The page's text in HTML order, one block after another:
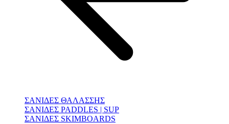
ΣΑΝΙΔΕΣ ΘΑΛΑΣΣΗΣ
ΣΑΝΙΔΕΣ PADDLES | SUP
ΣΑΝΙΔΕΣ SKIMBOARDS